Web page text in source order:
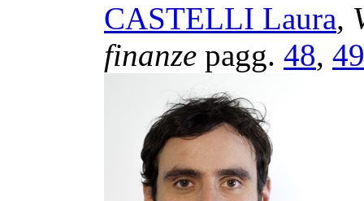
CASTELLI Laura,
finanze pagg. 48, 49